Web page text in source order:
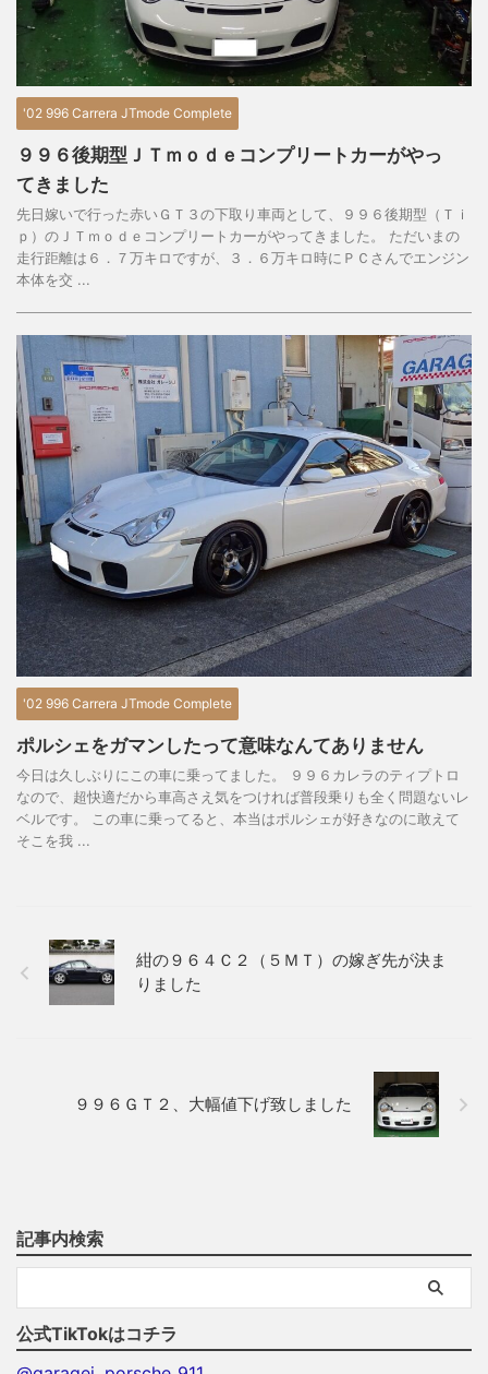
'02 996 Carrera JTmode Complete
９９６後期型ＪＴｍｏｄｅコンプリートカーがやっ
てきました
先日嫁いで行った赤いＧＴ３の下取り車両として、９９６後期型（Ｔｉ
ｐ）のＪＴｍｏｄｅコンプリートカーがやってきました。 ただいまの
走行距離は６．７万キロですが、３．６万キロ時にＰＣさんでエンジン
本体を交 ...
'02 996 Carrera JTmode Complete
ポルシェをガマンしたって意味なんてありません
今日は久しぶりにこの車に乗ってました。 ９９６カレラのティプトロ
なので、超快適だから車高さえ気をつければ普段乗りも全く問題ないレ
ベルです。 この車に乗ってると、本当はポルシェが好きなのに敢えて
そこを我 ...
紺の９６４Ｃ２（５ＭＴ）の嫁ぎ先が決ま
りました
９９６ＧＴ２、大幅値下げ致しました
記事内検索
公式TikTokはコチラ